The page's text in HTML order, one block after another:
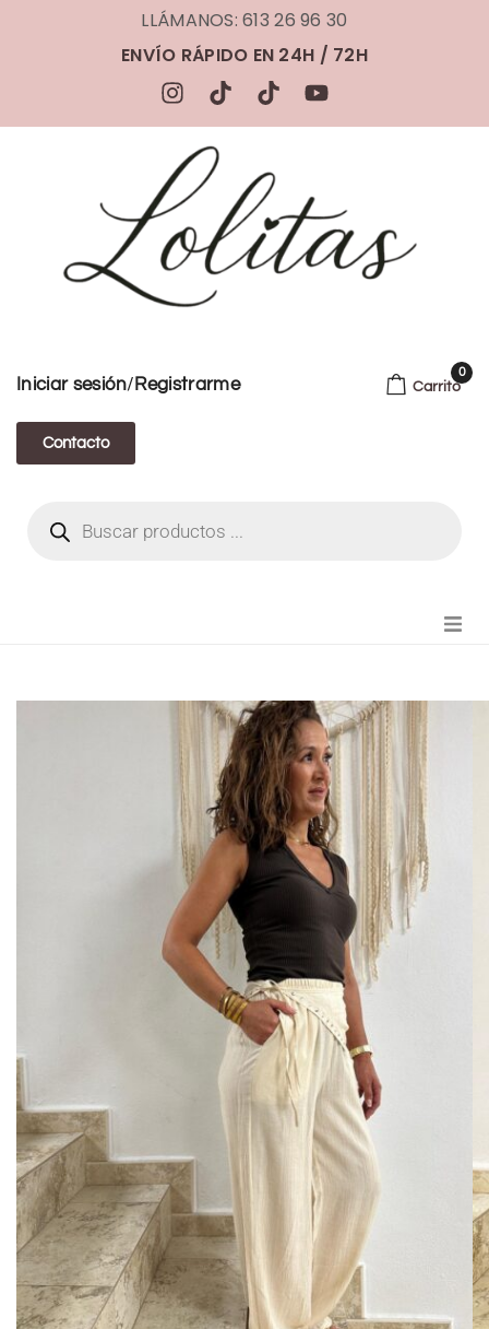
LLÁMANOS: 613 26 96 30
ENVÍO RÁPIDO EN 24H / 72H
Iniciar sesión/ Registrarme
Contacto
Carrito
0
FIANZA TIKTOK
MODA CHICA
BEAUTY
PERFUMES
BISUTERIA
BOLSOS Y MONEDEROS
CALZADO
COMPLEMENTOS
TECNOLOGIA
HOGAR